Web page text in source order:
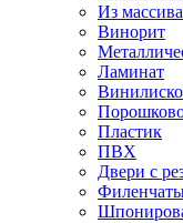
Из
Винорит
Ламинат
Пластик
ПВХ
Двери с